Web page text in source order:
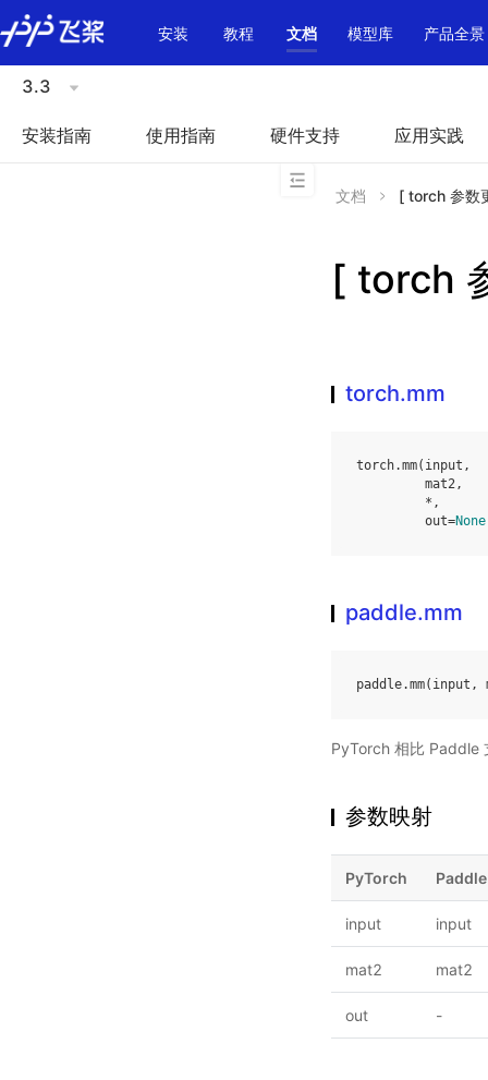
\u200E
安装
教程 文档 模型库 产品全景
3.3
安装指南 使用指南 硬件支持 应用实践
文档 [ torch 参数
[ torch
torch.mm
torch.mm( input ,
mat2,
* ,
out=None
paddle.mm
paddle.mm( input ,
PyTorch 相比 Paddle
参数映射
PyTorch
input input
mat2 mat2
out -